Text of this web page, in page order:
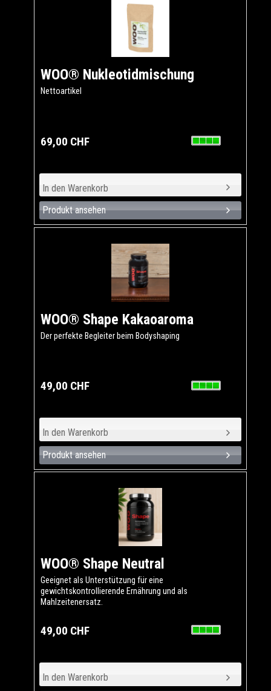
WOO® Nukleotidmischung
Nettoartikel
69,00 CHF
Produkt ansehen
WOO® Shape Kakaoaroma
Der perfekte Begleiter beim Bodyshaping
49,00 CHF
Produkt ansehen
WOO® Shape Neutral
Geeignet als Unterstützung für eine
gewichtskontrollierende Ernährung und als
Mahlzeitenersatz.
49,00 CHF